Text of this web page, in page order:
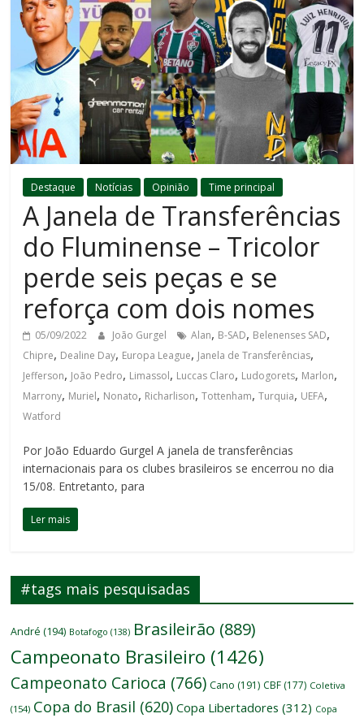
Destaque Notícias Opinião Time principal
A Janela de Transferências
do Fluminense – Tricolor
perde seis peças e se
reforça com dois nomes
05/09/2022 João Gurgel Alan, B-SAD, Belenenses SAD,
Chipre, Dealine Day, Europa League, Janela de Transferências,
Jefferson, João Pedro, Limassol, Luccas Claro, Ludogorets, Marlon,
Marrony, Muriel, Nonato, Richarlison,Tottenham,Turquia, UEFA,
Watford
Por João Eduardo Gurgel A janela de transferências
internacionais para os clubes brasileiros se encerrou no dia
15/08. Entretanto, para
Ler mais
#tags mais pesquisadas
André (194) Botafogo (138) Brasileirão (889)
Campeonato Brasileiro (1426)
Campeonato Carioca (766) Cano (191) CBF (177) Coletiva
(154) Copa do Brasil (620) Copa Libertadores (312) Copa